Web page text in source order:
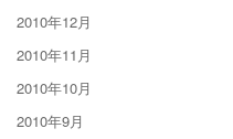
2010年12月
2010年11月
2010年10月
2010年9月